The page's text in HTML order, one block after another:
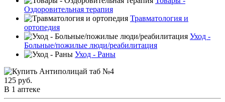
Оздоровительная терапия
Травматология и
ортопедия
Уход -
Больные/пожилые люди/реабилитация
Уход - Раны
125 руб.
В 1 аптеке